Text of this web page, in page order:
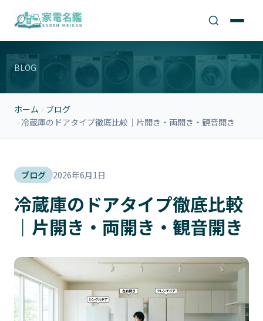
BLOG
ホーム › ブログ
› 冷蔵庫のドアタイプ徹底比較｜片開き・両開き・観音開き
ブログ 2026年6月1日
冷蔵庫のドアタイプ徹底比較
｜片開き・両開き・観音開き